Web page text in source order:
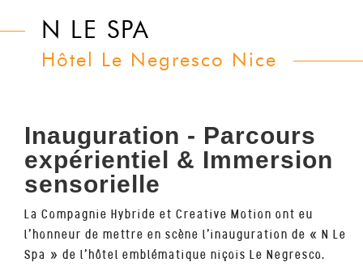
N LE SPA
Hôtel Le Negresco Nice
Inauguration - Parcours
expérientiel & Immersion
sensorielle
La Compagnie Hybride et Creative Motion ont eu
l’honneur de mettre en scène l’inauguration de « N Le
Spa » de l’hôtel emblématique niçois Le Negresco.